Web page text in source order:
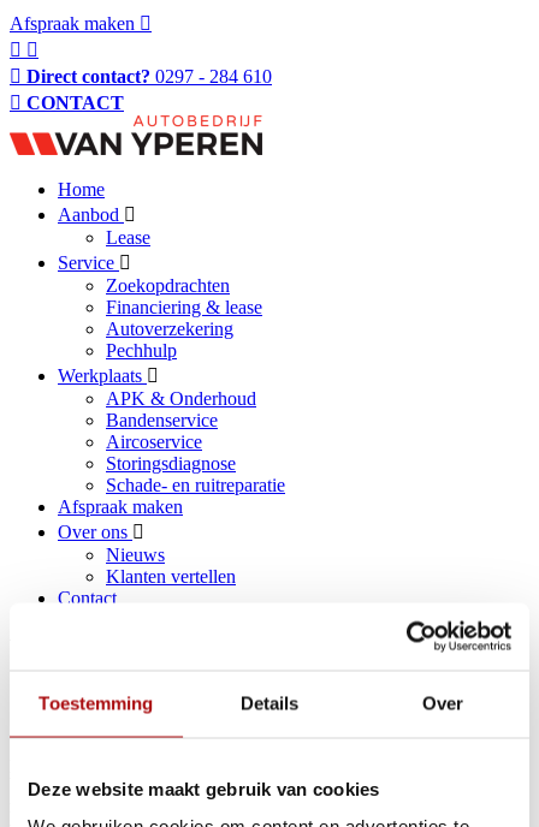
Toestemming Details Over
Deze website maakt gebruik van cookies
Afspraak maken
Direct contact? 0297 - 284 610
CONTACT
Home
Aanbod
Lease
Service
Zoekopdrachten
Financiering & lease
Autoverzekering
Pechhulp
Werkplaats
APK & Onderhoud
Bandenservice
Aircoservice
Storingsdiagnose
Schade- en ruitreparatie
Afspraak maken
Over ons
Nieuws
Klanten vertellen
Contact
Uw auto in de garage, maar u wilt toch mobiel blijven? Geen
Yperen kunt u rekenen op de beste service. Zo kunt u gebruik
maken van vervangend vervoer of een leenfiets. Natuurlijk houden